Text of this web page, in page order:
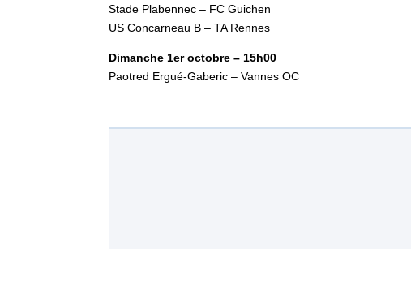
Stade Plabennec – FC Guichen
US Concarneau B – TA Rennes
Dimanche 1er octobre – 15h00
Paotred Ergué-Gaberic – Vannes OC